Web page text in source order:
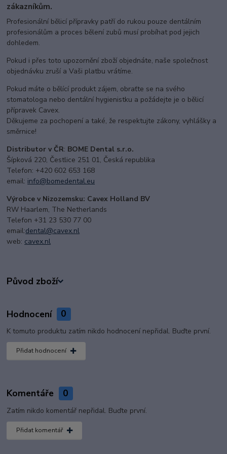
zákazníkům.
Profesionální bělicí přípravky patří do rukou pouze dentálním
profesionálům a proces bělení zubů musí probíhat pod jejich
dohledem.
Pokud i přes toto upozornění zboží objednáte, naše společnost
objednávku zruší a Vaši platbu vrátíme.
Pokud máte o bělící produkt zájem, obraťte se na svého
stomatologa nebo dentální hygienistku a požádejte je o bělicí
přípravek Cavex.
Děkujeme za pochopení a také, že respektujte zákony, vyhlášky a
směrnice!
Distributor v ČR: BOME Dental s.r.o.
Šípková 220, Čestlice 251 01, Česká republika
Telefon: +420 602 653 168
email: info@bomedental.eu
Výrobce v Nizozemsku: Cavex Holland BV
RW Haarlem, The Netherlands
Telefon +31 23 530 77 00
email:dental@cavex.nl
web: cavex.nl
Původ zboží
Hodnocení 0
K tomuto produktu zatím nikdo hodnocení nepřidal. Buďte první.
Přidat hodnocení
Komentáře 0
Zatím nikdo komentář nepřidal. Buďte první.
Přidat komentář